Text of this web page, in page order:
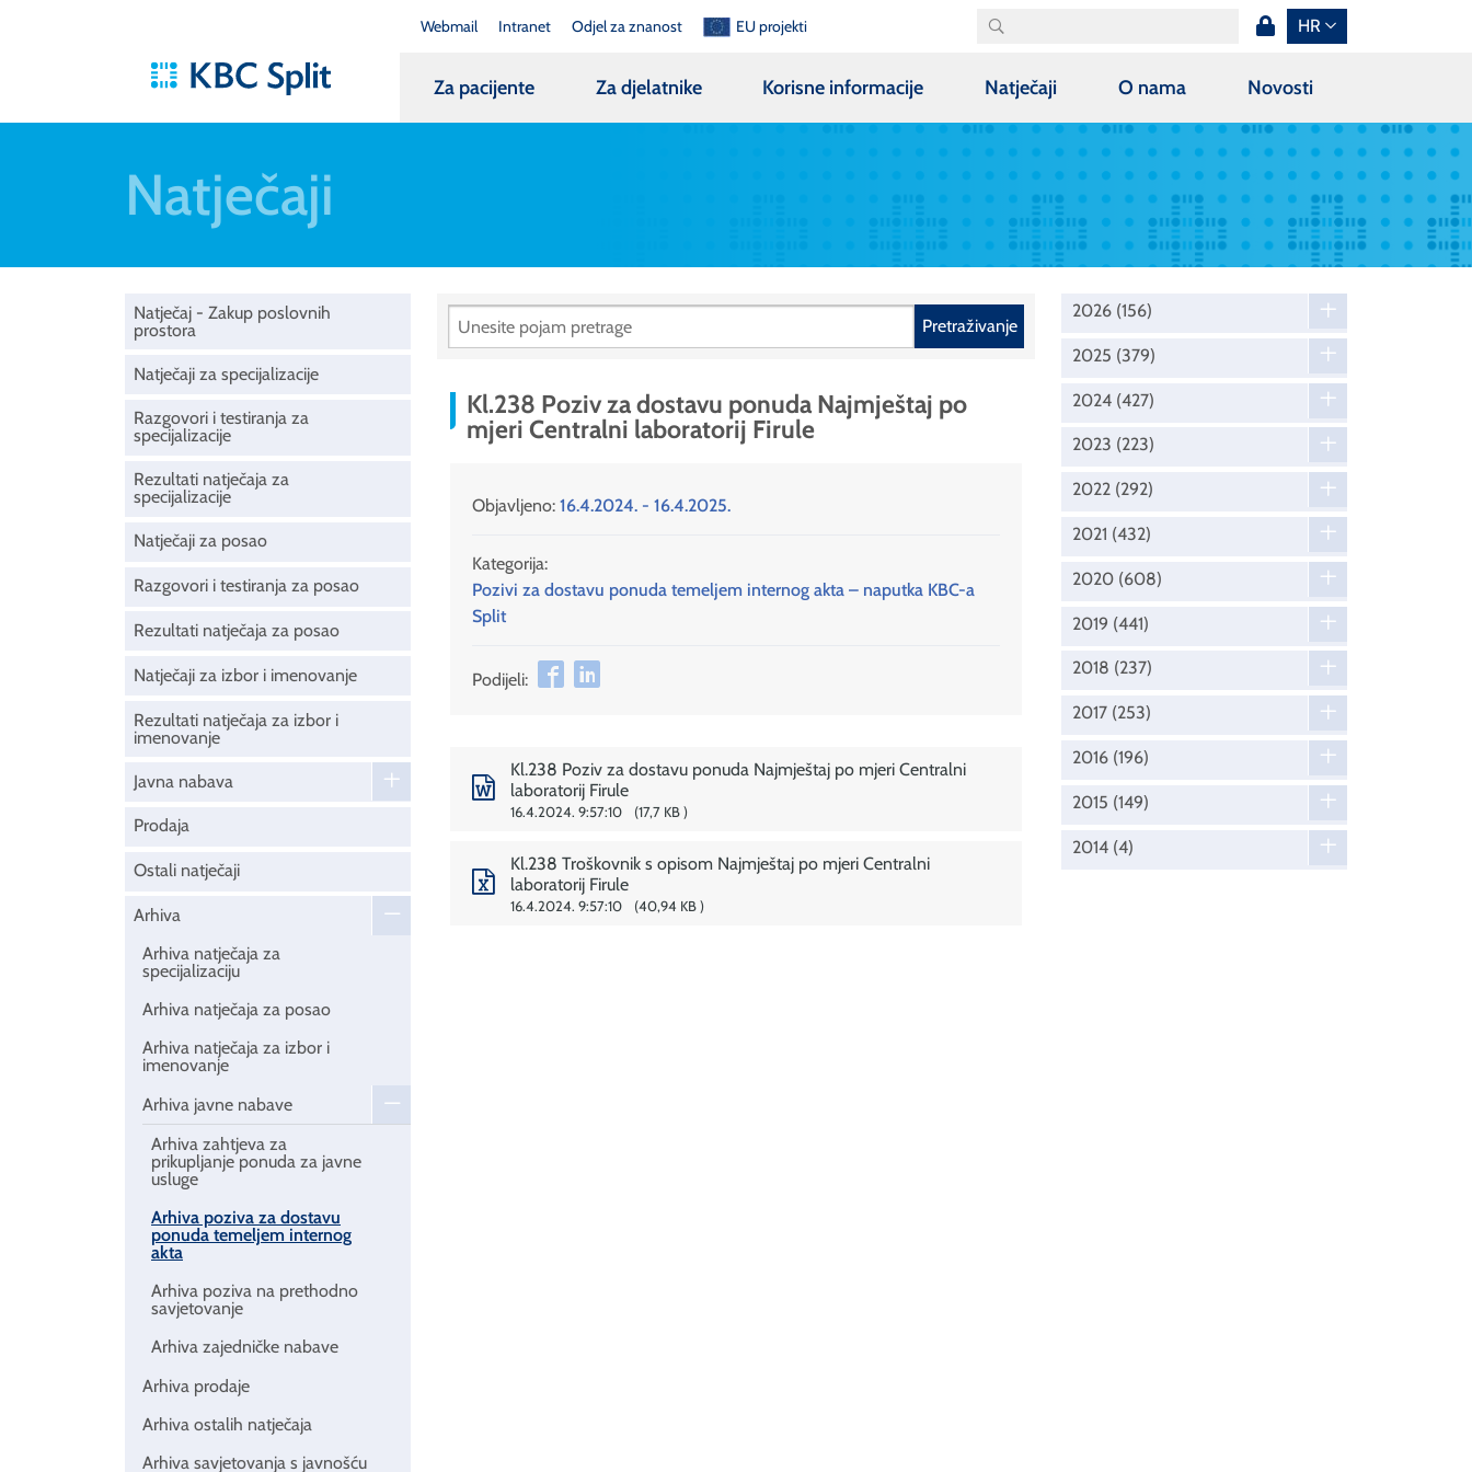
Webmail Intranet Odjel za znanost EU projekti HR
Za pacijente Za djelatnike Korisne informacije Natječaji O nama Novosti
Natječaji
Natječaj - Zakup poslovnih
prostora
Natječaji za specijalizacije
Razgovori i testiranja za
specijalizacije
Rezultati natječaja za
specijalizacije
Natječaji za posao
Razgovori i testiranja za posao
Rezultati natječaja za posao
Natječaji za izbor i imenovanje
Rezultati natječaja za izbor i
imenovanje
Javna nabava
Prodaja
Ostali natječaji
Arhiva
Arhiva natječaja za
specijalizaciju
Arhiva natječaja za posao
Arhiva natječaja za izbor i
imenovanje
Arhiva javne nabave
Arhiva zahtjeva za
prikupljanje ponuda za javne
usluge
Arhiva poziva za dostavu
ponuda temeljem internog
akta
Arhiva poziva na prethodno
savjetovanje
Arhiva zajedničke nabave
Arhiva prodaje
Arhiva ostalih natječaja
Arhiva savjetovanja s javnošću
Pretraživanje
Kl.238 Poziv za dostavu ponuda Najmještaj po
mjeri Centralni laboratorij Firule
Objavljeno: 16.4.2024. - 16.4.2025.
Kategorija:
Pozivi za dostavu ponuda temeljem internog akta – naputka KBC-a
Split
Podijeli:
Kl.238 Poziv za dostavu ponuda Najmještaj po mjeri Centralni
laboratorij Firule
16.4.2024. 9:57:10 17,7 KB
Kl.238 Troškovnik s opisom Najmještaj po mjeri Centralni
laboratorij Firule
16.4.2024. 9:57:10 40,94 KB
2026 (156)
2025 (379)
2024 (427)
2023 (223)
2022 (292)
2021 (432)
2020 (608)
2019 (441)
2018 (237)
2017 (253)
2016 (196)
2015 (149)
2014 (4)